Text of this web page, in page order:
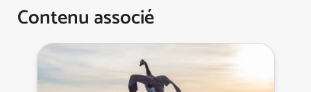
Contenu associé